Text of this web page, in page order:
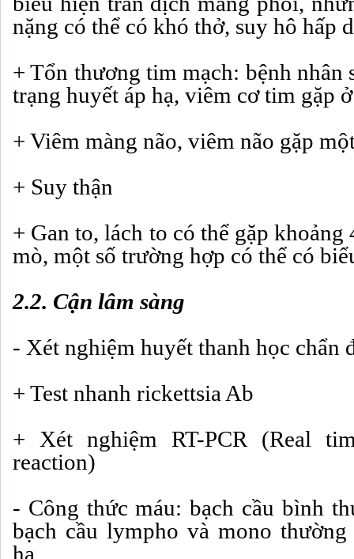
nặng có thể có khó thở, suy hô hấp
+ Tổn thương tim mạch: bệnh nhân
trạng huyết áp hạ, viêm cơ tim gặp
+ Viêm màng não, viêm não gặp
+ Suy thận
+ Gan to, lách to có thể gặp khoảng
mò, một số trường hợp có thể có
2.2. Cận lâm sàng
- Xét nghiệm huyết thanh học chẩn
+ Test nhanh rickettsia Ab
+ Xét nghiệm RT-PCR (Real
reaction)
- Công thức máu: bạch cầu bình
bạch cầu lympho và mono
hạ.